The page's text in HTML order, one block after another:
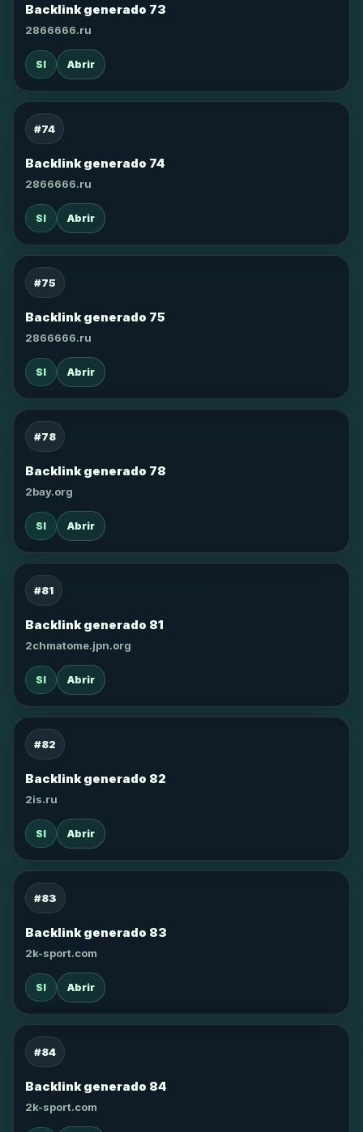
Backlink generado 73
2866666.ru
SI Abrir
#74
Backlink generado 74
2866666.ru
SI Abrir
#75
Backlink generado 75
2866666.ru
SI Abrir
#78
Backlink generado 78
2bay.org
SI Abrir
#81
Backlink generado 81
2chmatome.jpn.org
SI Abrir
#82
Backlink generado 82
2is.ru
SI Abrir
#83
Backlink generado 83
2k-sport.com
SI Abrir
#84
Backlink generado 84
2k-sport.com